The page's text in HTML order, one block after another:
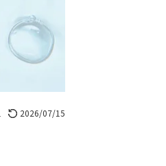
2026/07/15